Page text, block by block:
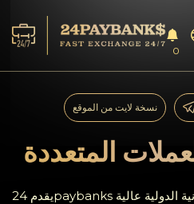
الخدمات
افاحتٍاظٍات
ففشر?اء
0
المتعددة
نسخة لايت من الموقع
يقدم 24paybanks خدمات تحويل الأموال الإلكترونية الدولية عالية